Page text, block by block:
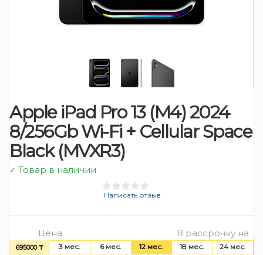
Apple iPad Pro 13 (M4) 2024
8/256Gb Wi-Fi + Cellular Space
Black (MVXR3)
✓ Товар в наличии
Написать отзыв
Цена В рассрочку на
695000 ₸ 3 мес. 6 мес. 12 мес. 18 мес.
24 мес.